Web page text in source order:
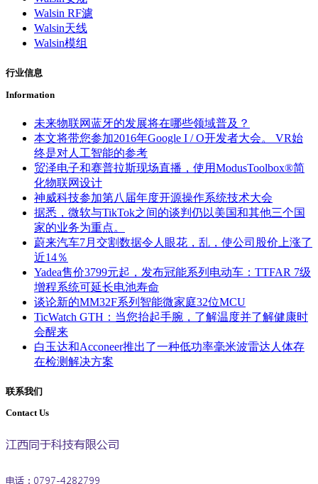
Walsin RF濾
Walsin天线
Walsin模组
行业信息
Information
未来物联网蓝牙的发展将在哪些领域普及？
本文将带您参加2016年Google I / O开发者大会。 VR始
终是对人工智能的参考
贸泽电子和赛普拉斯现场直播，使用ModusToolbox®简
化物联网设计
神威科技参加第八届年度开源操作系统技术大会
据悉，微软与TikTok之间的谈判仍以美国和其他三个国
家的业务为重点。
蔚来汽车7月交割数据令人眼花，乱，使公司股价上涨了
近14％
Yadea售价3799元起，发布冠能系列电动车：TTFAR 7级
增程系统可延长电池寿命
谈论新的MM32F系列智能微家庭32位MCU
TicWatch GTH：当您抬起手腕，了解温度并了解健康时
会醒来
白玉达和Acconeer推出了一种低功率毫米波雷达人体存
在检测解决方案
联系我们
Contact Us